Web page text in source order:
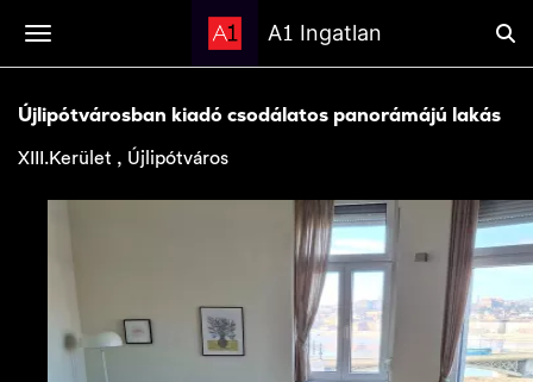
A1 Ingatlan
Újlipótvárosban kiadó csodálatos panorámájú lakás
XIII.Kerület , Újlipótváros